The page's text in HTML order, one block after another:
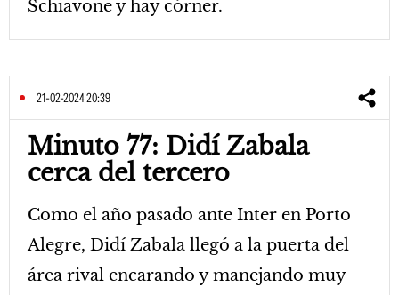
Schiavone y hay córner.
21-02-2024 20:39
Minuto 77: Didí Zabala
cerca del tercero
Como el año pasado ante Inter en Porto
Alegre, Didí Zabala llegó a la puerta del
área rival encarando y manejando muy